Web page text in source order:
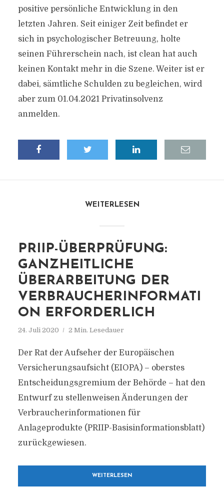
positive persönliche Entwicklung in den
letzten Jahren. Seit einiger Zeit befindet er
sich in psychologischer Betreuung, holte
seinen Führerschein nach, ist clean hat auch
keinen Kontakt mehr in die Szene. Weiter ist er
dabei, sämtliche Schulden zu begleichen, wird
aber zum 01.04.2021 Privatinsolvenz
anmelden.
WEITERLESEN
PRIIP-ÜBERPRÜFUNG:
GANZHEITLICHE
ÜBERARBEITUNG DER
VERBRAUCHERINFORMATI
ON ERFORDERLICH
24. Juli 2020 2 Min. Lesedauer
Der Rat der Aufseher der Europäischen
Versicherungsaufsicht (EIOPA) – oberstes
Entscheidungsgremium der Behörde – hat den
Entwurf zu stellenweisen Änderungen der
Verbraucherinformationen für
Anlageprodukte (PRIIP-Basisinformationsblatt)
zurückgewiesen.
WEITERLESEN